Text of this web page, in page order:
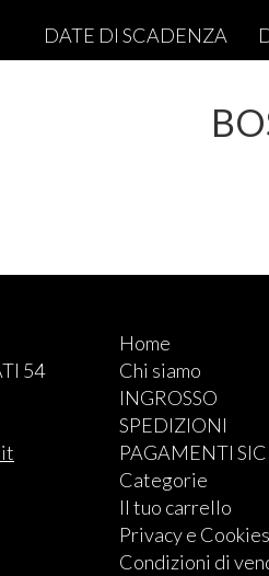
DATE DI SCADENZA
54
Home
Chi siamo
INGROSSO
SPEDIZIONI
PAGAMENTI
Categorie
Il tuo carrello
Privacy e Cookies
Condizioni di